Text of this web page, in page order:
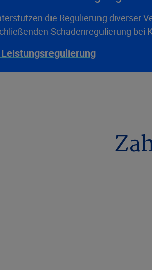
die Regulierung diverser
Schadenregulierung bei